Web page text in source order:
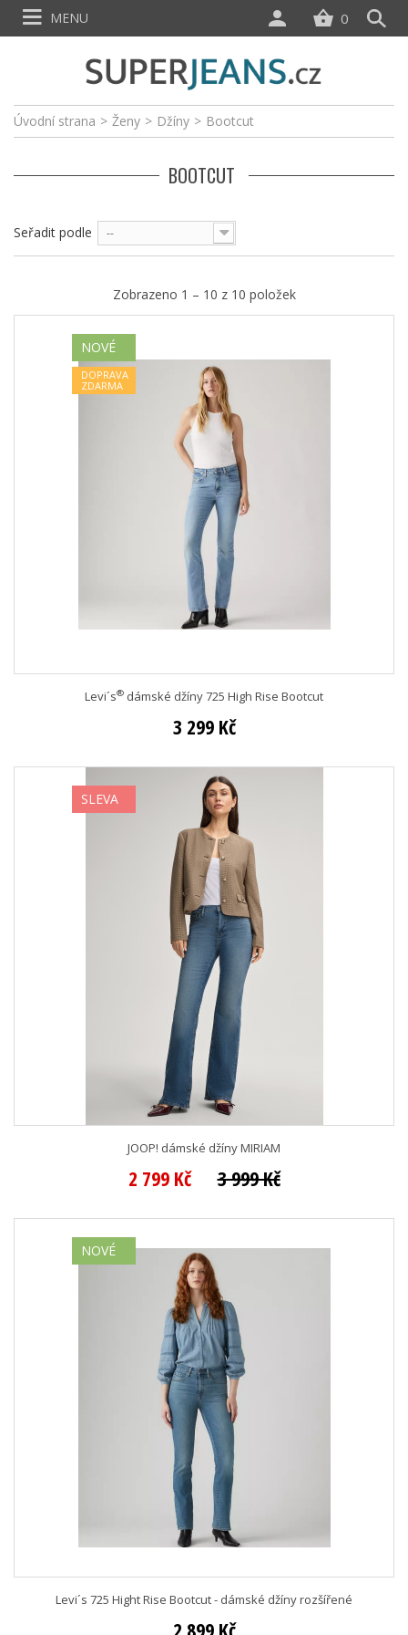
Úvodní strana > Ženy > Džíny > Bootcut
BOOTCUT
Seřadit podle --
Zobrazeno 1 – 10 z 10 položek
NOVÉ
DOPRAVA
ZDARMA
Levi´s® dámské džíny 725 High Rise Bootcut
3 299 Kč
SLEVA
JOOP! dámské džíny MIRIAM
2 799 Kč 3 999 Kč
NOVÉ
Levi´s 725 Hight Rise Bootcut - dámské džíny rozšířené
2 899 Kč
0
MENU